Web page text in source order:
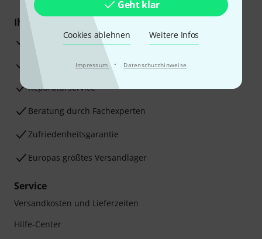
Geht klar
Cookies ablehnen Weitere Infos
Impressum · Datenschutzhinweise
Ihre Vorteile
3 Jahre Thomann Garantie
30 Tage Money-Back-Garantie
Reparaturservice
Beratung durch Fachexperten
Zufriedenheitsgarantie
Europas größtes Versandlager
Service
Versandkosten und Lieferzeiten
Hilfe-Center